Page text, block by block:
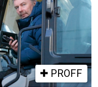
PROFF